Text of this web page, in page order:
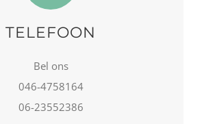
TELEFOON
Bel ons
046-4758164
06-23552386